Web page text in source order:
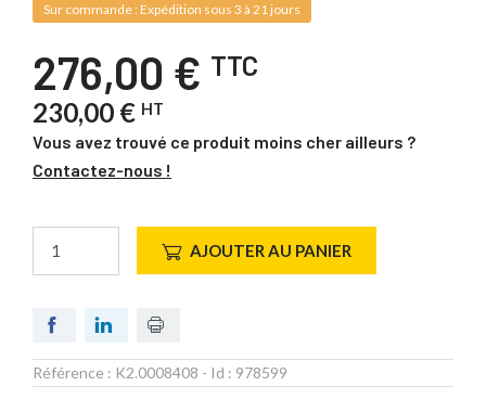
Sur commande : Expédition sous 3 à 21 jours
276,00 € TTC
230,00 € HT
Vous avez trouvé ce produit moins cher ailleurs ?
Contactez-nous !
AJOUTER AU PANIER
Référence : K2.0008408 - Id : 978599